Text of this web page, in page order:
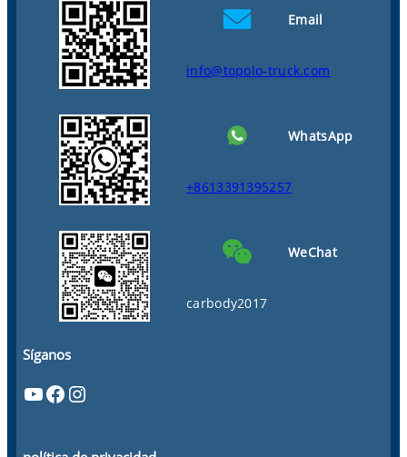
Email
info@topolo-truck.com
WhatsApp
+8613391395257
WeChat
carbody2017
Síganos
YouTube Facebook Instagram